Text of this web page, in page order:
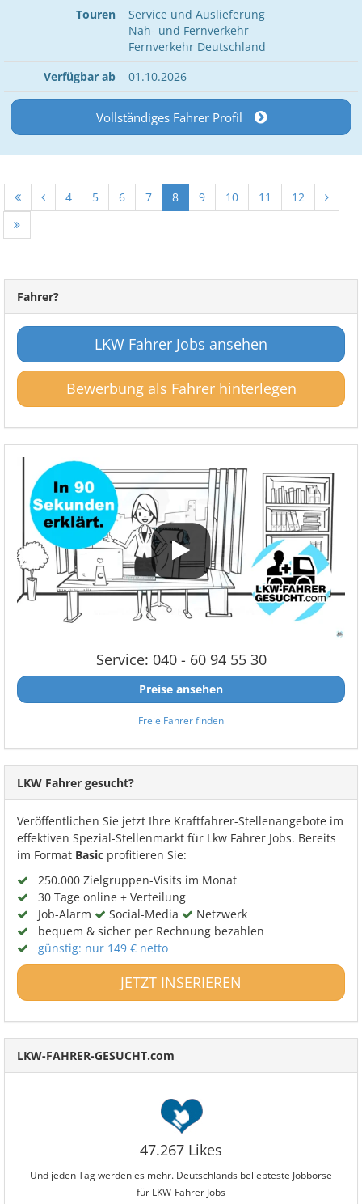
Touren
Service und Auslieferung
Nah- und Fernverkehr
Fernverkehr Deutschland
Verfügbar ab
01.10.2026
Vollständiges Fahrer Profil
4 5 6 7 8 9 10 11 12
Fahrer?
LKW Fahrer Jobs ansehen
Bewerbung als Fahrer hinterlegen
Service: 040 - 60 94 55 30
Preise ansehen
Freie Fahrer finden
LKW Fahrer gesucht?
Veröffentlichen Sie jetzt Ihre Kraftfahrer-Stellenangebote im
effektiven Spezial-Stellenmarkt für Lkw Fahrer Jobs. Bereits
im Format Basic profitieren Sie:
250.000 Zielgruppen-Visits im Monat
30 Tage online + Verteilung
Job-Alarm
Social-Media
Netzwerk
bequem & sicher per Rechnung bezahlen
günstig: nur 149 € netto
JETZT INSERIEREN
LKW-FAHRER-GESUCHT.com
47.267 Likes
Und jeden Tag werden es mehr. Deutschlands beliebteste Jobbörse
für LKW-Fahrer Jobs